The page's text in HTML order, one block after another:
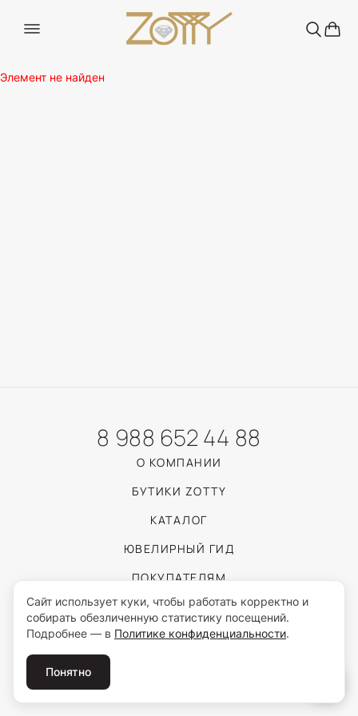
Элемент не найден
8 988 652 44 88
О КОМПАНИИ
БУТИКИ ZOTTY
КАТАЛОГ
ЮВЕЛИРНЫЙ ГИД
ПОКУПАТЕЛЯМ
Пользуясь сайтом, вы соглашаетесь с обработкой персональных данных
© 2026 ZOTTY · ИП Самойлова И.С.
Сайт использует куки, чтобы работать корректно и
собирать обезличенную статистику посещений.
Подробнее — в Политике конфиденциальности.
Понятно